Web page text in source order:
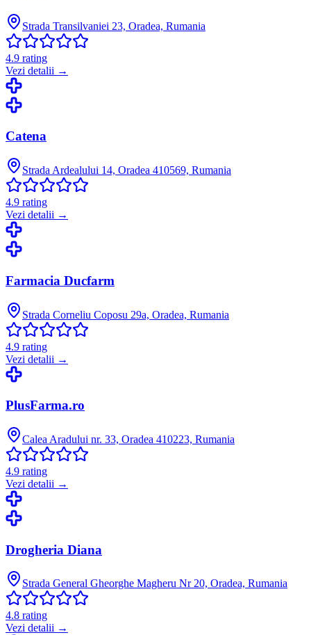
Strada Transilvaniei 23, Oradea, Rumania
4.9 rating
Vezi detalii →
Catena
Strada Ardealului 14, Oradea 410569, Rumania
4.9 rating
Vezi detalii →
Farmacia Ducfarm
Strada Corneliu Coposu 29a, Oradea, Rumania
4.9 rating
Vezi detalii →
PlusFarma.ro
Calea Aradului nr. 33, Oradea 410223, Rumania
4.9 rating
Vezi detalii →
Drogheria Diana
Strada General Gheorghe Magheru Nr 20, Oradea, Rumania
4.8 rating
Vezi detalii →